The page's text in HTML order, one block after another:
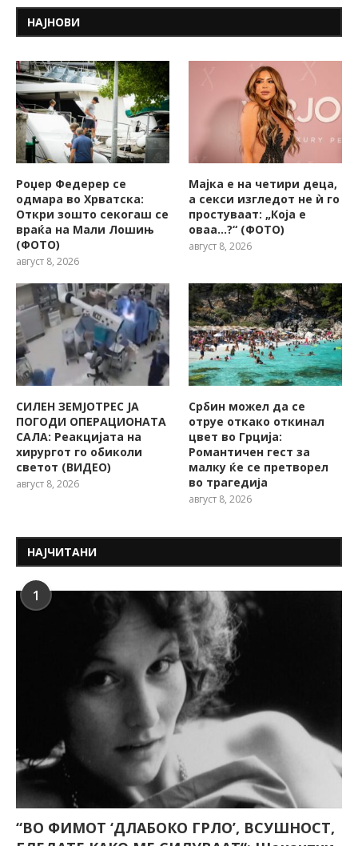
НАЈНОВИ
Роџер Федерер се
одмара во Хрватска:
Откри зошто секогаш се
враќа на Мали Лошињ
(ФОТО)
август 8, 2026
Мајка е на четири деца,
а секси изгледот не ѝ го
простуваат: „Која е
оваа…?“ (ФОТО)
август 8, 2026
СИЛЕН ЗЕМЈОТРЕС ЈА
ПОГОДИ ОПЕРАЦИОНАТА
САЛА: Реакцијата на
хирургот го обиколи
светот (ВИДЕО)
август 8, 2026
Србин можел да се
отруе откако откинал
цвет во Грција:
Романтичен гест за
малку ќе се претворел
во трагедија
август 8, 2026
НАЈЧИТАНИ
1
“ВО ФИМОТ ‘ДЛАБОКО ГРЛО’, ВСУШНОСТ,